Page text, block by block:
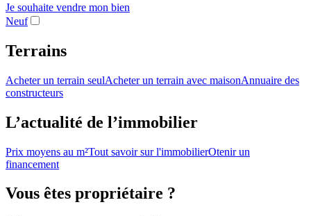
Je souhaite vendre mon bien
Neuf
Terrains
Acheter un terrain seulAcheter un terrain avec maisonAnnuaire des
constructeurs
L’actualité de l’immobilier
Prix moyens au m²Tout savoir sur l'immobilierOtenir un
financement
Vous êtes propriétaire ?